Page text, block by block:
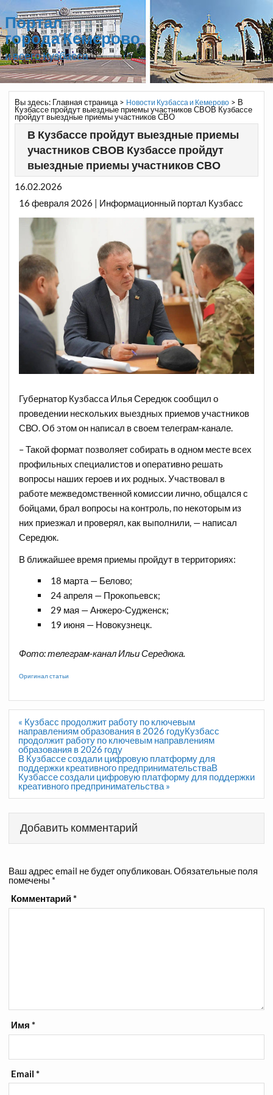
Портал
города Кемерово
и всего Кузбасса
Вы здесь: Главная страница> Новости Кузбасса и Кемерово> В
Кузбассе пройдут выездные приемы участников СВОВ Кузбассе
пройдут выездные приемы участников СВО
В Кузбассе пройдут выездные приемы
участников СВОВ Кузбассе пройдут
выездные приемы участников СВО
16.02.2026
16 февраля 2026 | Информационный портал Кузбасс
Губернатор Кузбасса Илья Середюк сообщил о
проведении нескольких выездных приемов участников
СВО. Об этом он написал в своем телеграм-канале.
– Такой формат позволяет собирать в одном месте всех
профильных специалистов и оперативно решать
вопросы наших героев и их родных. Участвовал в
работе межведомственной комиссии лично, общался с
бойцами, брал вопросы на контроль, по некоторым из
них приезжал и проверял, как выполнили, — написал
Середюк.
В ближайшее время приемы пройдут в территориях:
18 марта — Белово;
24 апреля — Прокопьевск;
29 мая — Анжеро-Судженск;
19 июня — Новокузнецк.
Фото: телеграм-канал Ильи Середюка.
Оригинал статьи
Навигация
по
записям
« Кузбасс продолжит работу по ключевым
направлениям образования в 2026 годуКузбасс
продолжит работу по ключевым направлениям
образования в 2026 году
В Кузбассе создали цифровую платформу для
поддержки креативного предпринимательстваВ
Кузбассе создали цифровую платформу для поддержки
креативного предпринимательства »
Добавить комментарий
Ваш адрес email не будет опубликован.Обязательные поля
помечены *
Комментарий*
Имя*
Email*